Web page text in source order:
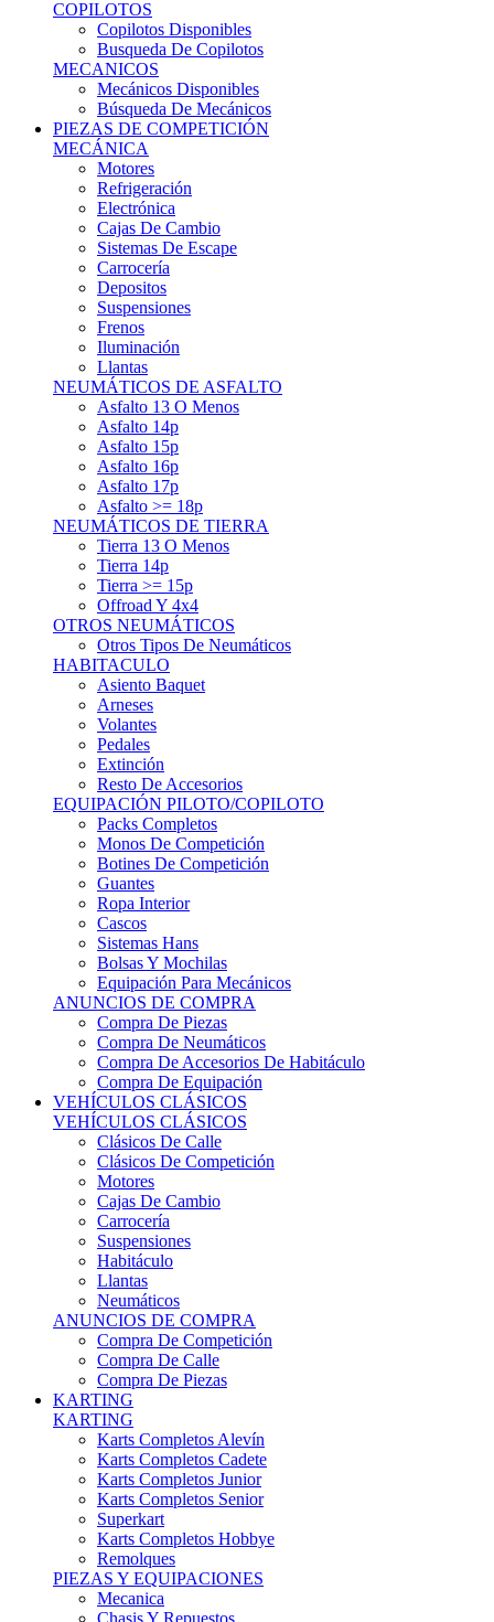
Busqueda De Copilotos
MECANICOS
Mecánicos Disponibles
Búsqueda De Mecánicos
PIEZAS DE COMPETICIÓN
MECÁNICA
Motores
Refrigeración
Electrónica
Cajas De Cambio
Sistemas De Escape
Carrocería
Depositos
Suspensiones
Frenos
Iluminación
Llantas
NEUMÁTICOS DE ASFALTO
Asfalto 13 O Menos
Asfalto 14p
Asfalto 15p
Asfalto 16p
Asfalto 17p
Asfalto >= 18p
NEUMÁTICOS DE TIERRA
Tierra 13 O Menos
Tierra 14p
Tierra >= 15p
Offroad Y 4x4
OTROS NEUMÁTICOS
Otros Tipos De Neumáticos
HABITACULO
Asiento Baquet
Arneses
Volantes
Pedales
Extinción
Resto De Accesorios
EQUIPACIÓN PILOTO/COPILOTO
Packs Completos
Monos De Competición
Botines De Competición
Guantes
Ropa Interior
Cascos
Sistemas Hans
Bolsas Y Mochilas
Equipación Para Mecánicos
ANUNCIOS DE COMPRA
Compra De Piezas
Compra De Neumáticos
Compra De Accesorios De Habitáculo
Compra De Equipación
VEHÍCULOS CLÁSICOS
VEHÍCULOS CLÁSICOS
Clásicos De Calle
Clásicos De Competición
Motores
Cajas De Cambio
Carrocería
Suspensiones
Habitáculo
Llantas
Neumáticos
ANUNCIOS DE COMPRA
Compra De Competición
Compra De Calle
Compra De Piezas
KARTING
KARTING
Karts Completos Alevín
Karts Completos Cadete
Karts Completos Junior
Karts Completos Senior
Superkart
Karts Completos Hobbye
Remolques
PIEZAS Y EQUIPACIONES
Mecanica
Chasis Y Repuestos
Frenos